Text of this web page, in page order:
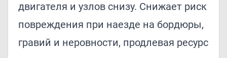
двигателя и узлов снизу. Снижает риск
повреждения при наезде на бордюры,
гравий и неровности, продлевая ресурс